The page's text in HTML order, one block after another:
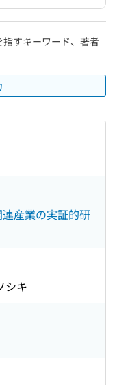
すキーワード、著者
産業の実証的研
シキ